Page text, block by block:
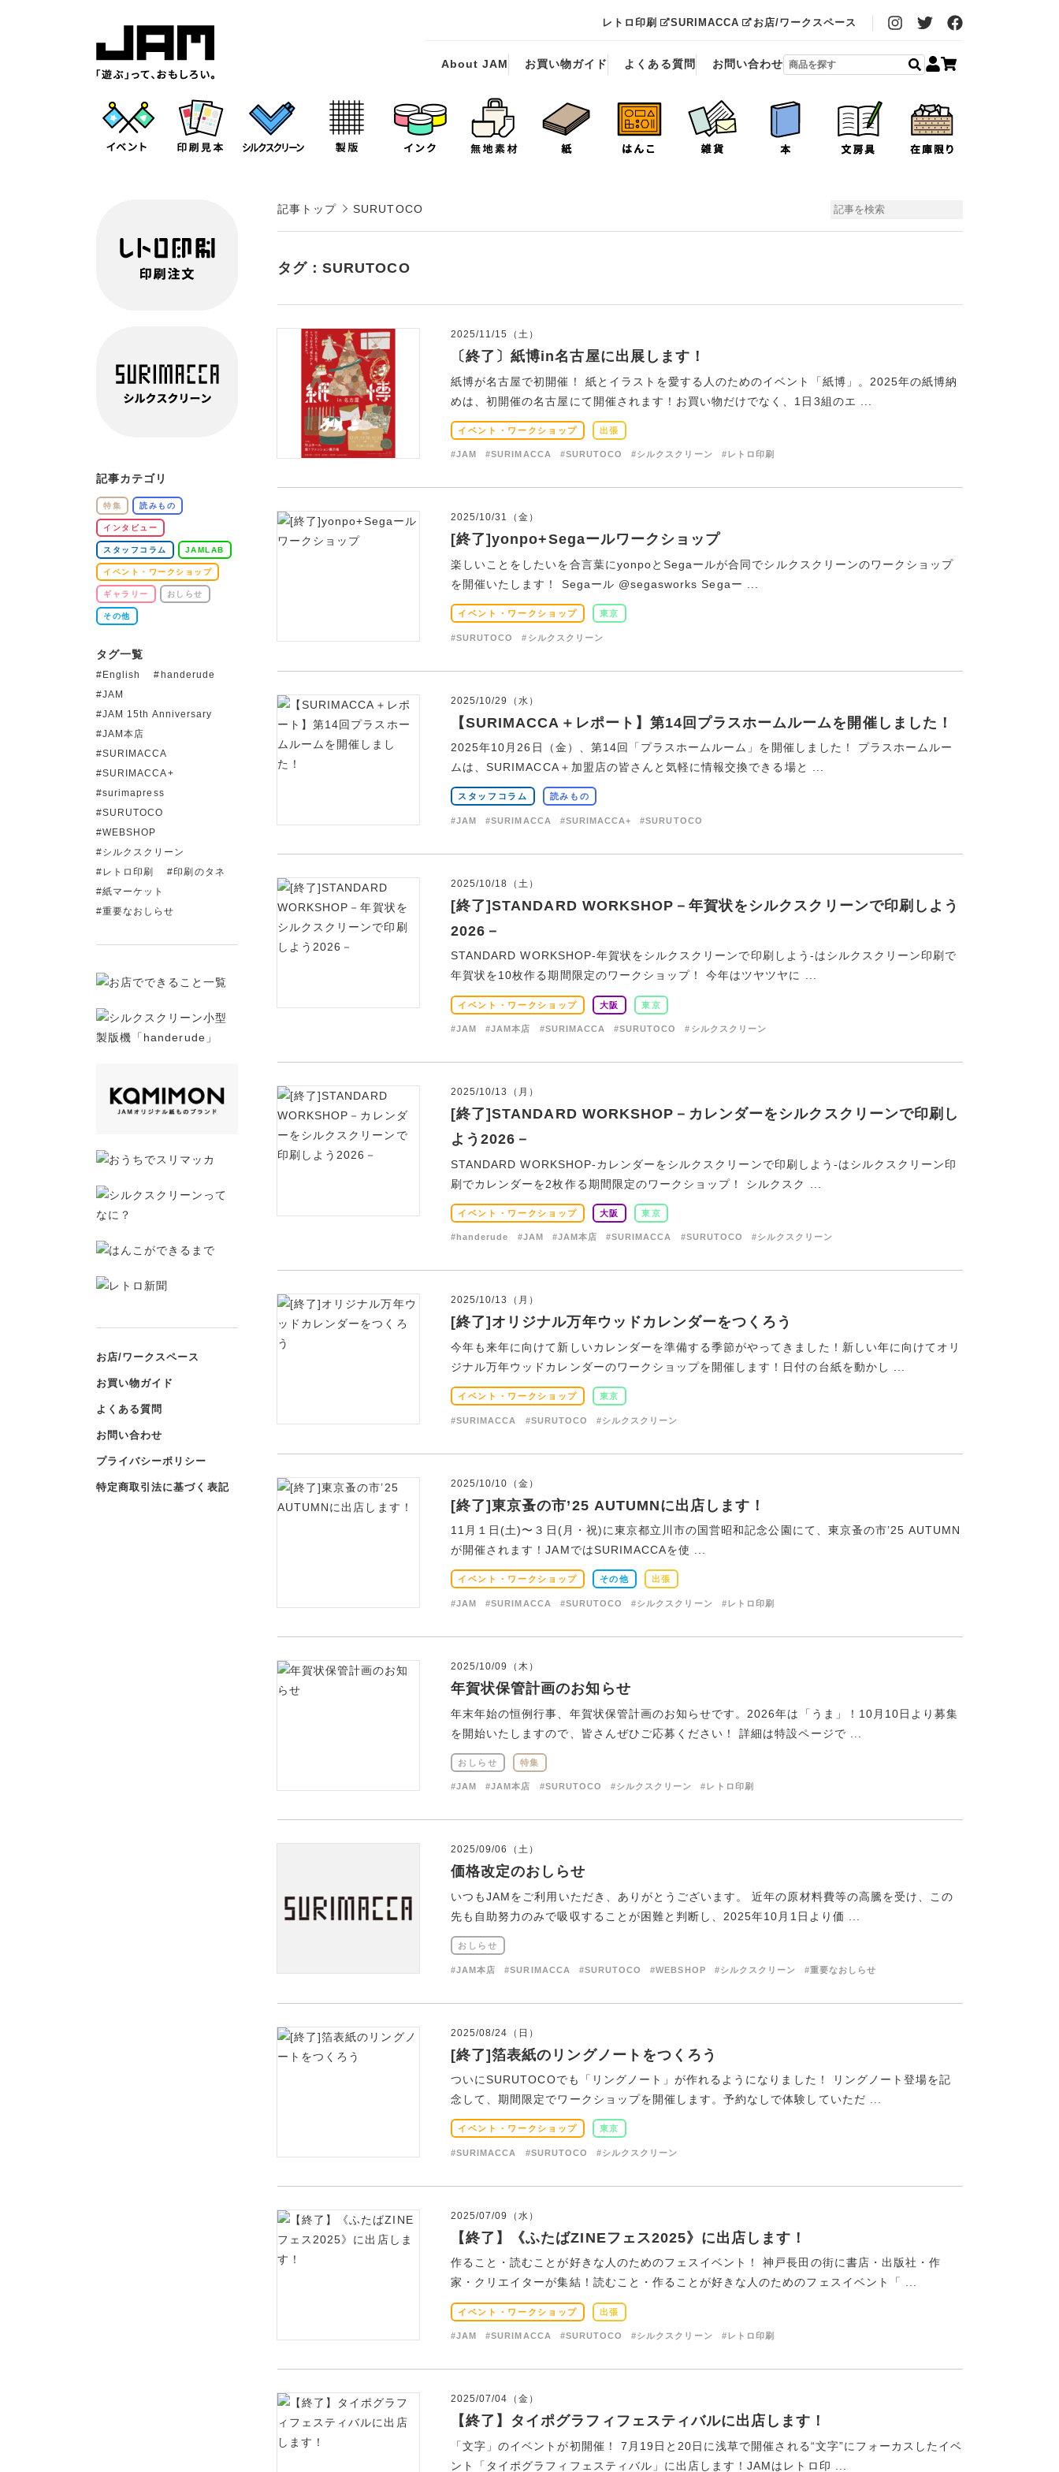
レトロ印刷 SURIMACCA お店/ワークスペース
About JAM お買い物ガイド よくある質問 お問い合わせ
記事トップ SURUTOCO
タグ：SURUTOCO
2025/11/15（土）
〔終了〕紙博in名古屋に出展します！
紙博が名古屋で初開催！ 紙とイラストを愛する人のためのイベント「紙博」。2025年の紙博納
めは、初開催の名古屋にて開催されます！お買い物だけでなく、1日3組のエ ...
イベント・ワークショップ 出張
#JAM #SURIMACCA #SURUTOCO #シルクスクリーン #レトロ印刷
2025/10/31（金）
[終了]yonpo+Segaールワークショップ
楽しいことをしたいを合言葉にyonpoとSegaールが合同でシルクスクリーンのワークショップ
を開催いたします！ Segaール @segasworks Segaー ...
イベント・ワークショップ 東京
#SURUTOCO #シルクスクリーン
2025/10/29（水）
【SURIMACCA＋レポート】第14回プラスホームルームを開催しました！
2025年10月26日（金）、第14回「プラスホームルーム」を開催しました！ プラスホームルー
ムは、SURIMACCA＋加盟店の皆さんと気軽に情報交換できる場と ...
スタッフコラム 読みもの
#JAM #SURIMACCA #SURIMACCA+ #SURUTOCO
2025/10/18（土）
[終了]STANDARD WORKSHOP－年賀状をシルクスクリーンで印刷しよう
2026－
STANDARD WORKSHOP-年賀状をシルクスクリーンで印刷しよう-はシルクスクリーン印刷で
年賀状を10枚作る期間限定のワークショップ！ 今年はツヤツヤに ...
イベント・ワークショップ 大阪 東京
#JAM #JAM本店 #SURIMACCA #SURUTOCO #シルクスクリーン
2025/10/13（月）
[終了]STANDARD WORKSHOP－カレンダーをシルクスクリーンで印刷し
よう2026－
STANDARD WORKSHOP-カレンダーをシルクスクリーンで印刷しよう-はシルクスクリーン印
刷でカレンダーを2枚作る期間限定のワークショップ！ シルクスク ...
イベント・ワークショップ 大阪 東京
#handerude #JAM #JAM本店 #SURIMACCA #SURUTOCO #シルクスクリーン
2025/10/13（月）
[終了]オリジナル万年ウッドカレンダーをつくろう
今年も来年に向けて新しいカレンダーを準備する季節がやってきました！新しい年に向けてオリ
ジナル万年ウッドカレンダーのワークショップを開催します！日付の台紙を動かし ...
イベント・ワークショップ 東京
#SURIMACCA #SURUTOCO #シルクスクリーン
2025/10/10（金）
[終了]東京蚤の市’25 AUTUMNに出店します！
11月１日(土)〜３日(月・祝)に東京都立川市の国営昭和記念公園にて、東京蚤の市’25 AUTUMN
が開催されます！JAMではSURIMACCAを使 ...
イベント・ワークショップ その他 出張
#JAM #SURIMACCA #SURUTOCO #シルクスクリーン #レトロ印刷
2025/10/09（木）
年賀状保管計画のお知らせ
年末年始の恒例行事、年賀状保管計画のお知らせです。2026年は「うま」！10月10日より募集
を開始いたしますので、皆さんぜひご応募ください！ 詳細は特設ページで ...
おしらせ 特集
#JAM #JAM本店 #SURUTOCO #シルクスクリーン #レトロ印刷
2025/09/06（土）
価格改定のおしらせ
いつもJAMをご利用いただき、ありがとうございます。 近年の原材料費等の高騰を受け、この
先も自助努力のみで吸収することが困難と判断し、2025年10月1日より価 ...
おしらせ
#JAM本店 #SURIMACCA #SURUTOCO #WEBSHOP #シルクスクリーン #重要なおしらせ
2025/08/24（日）
[終了]箔表紙のリングノートをつくろう
ついにSURUTOCOでも「リングノート」が作れるようになりました！ リングノート登場を記
念して、期間限定でワークショップを開催します。予約なしで体験していただ ...
イベント・ワークショップ 東京
#SURIMACCA #SURUTOCO #シルクスクリーン
2025/07/09（水）
【終了】《ふたばZINEフェス2025》に出店します！
作ること・読むことが好きな人のためのフェスイベント！ 神戸長田の街に書店・出版社・作
家・クリエイターが集結！読むこと・作ることが好きな人のためのフェスイベント「 ...
イベント・ワークショップ 出張
#JAM #SURIMACCA #SURUTOCO #シルクスクリーン #レトロ印刷
2025/07/04（金）
【終了】タイポグラフィフェスティバルに出店します！
「文字」のイベントが初開催！ 7月19日と20日に浅草で開催される“文字”にフォーカスしたイベ
ント「タイポグラフィフェスティバル」に出店します！JAMはレトロ印 ...
記事カテゴリ
特集 読みもの
インタビュー
スタッフコラム JAMLAB
イベント・ワークショップ
ギャラリー おしらせ
その他
タグ一覧
English
handerude
JAM
JAM 15th Anniversary
JAM本店
SURIMACCA
SURIMACCA+
surimapress
SURUTOCO
WEBSHOP
シルクスクリーン
レトロ印刷
印刷のタネ
紙マーケット
重要なおしらせ
お店/ワークスペース
お買い物ガイド
よくある質問
お問い合わせ
プライバシーポリシー
特定商取引法に基づく表記